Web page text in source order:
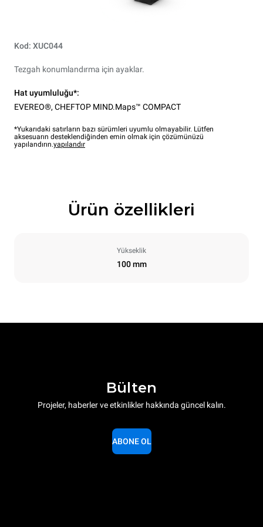
Kod: XUC044
Tezgah konumlandırma için ayaklar.
Hat uyumluluğu*:
EVEREO®, CHEFTOP MIND.Maps™ COMPACT
*Yukarıdaki satırların bazı sürümleri uyumlu olmayabilir. Lütfen
aksesuarın desteklendiğinden emin olmak için çözümünüzü
yapılandırın.yapılandır
Ürün özellikleri
Yükseklik
100 mm
Bülten
Projeler, haberler ve etkinlikler hakkında güncel kalın.
ABONE OL